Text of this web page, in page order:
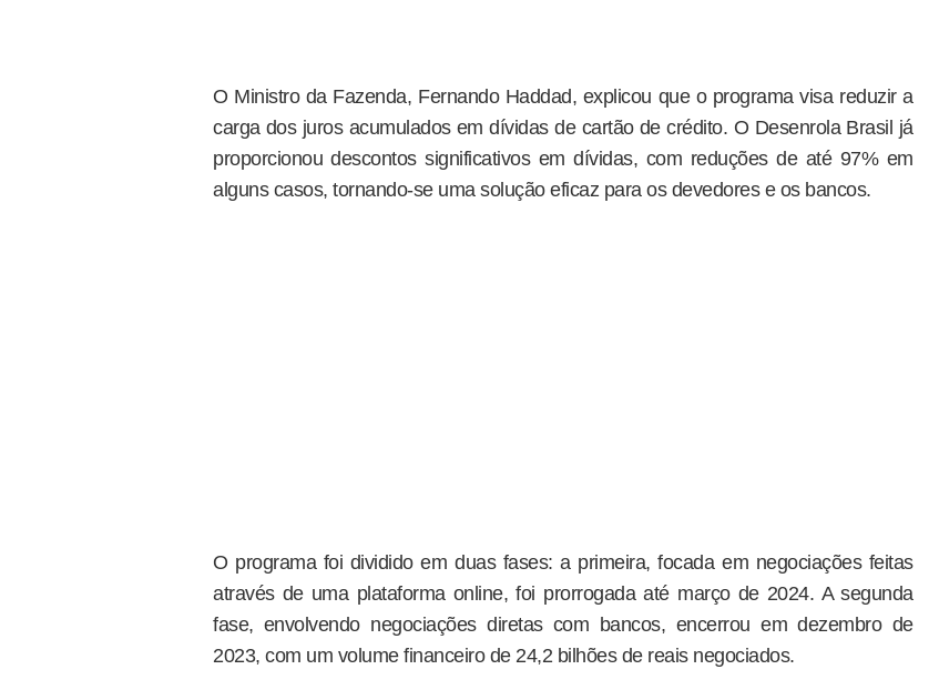
O Ministro da Fazenda, Fernando Haddad, explicou que o programa visa reduzir a
carga dos juros acumulados em dívidas de cartão de crédito. O Desenrola Brasil já
proporcionou descontos significativos em dívidas, com reduções de até 97% em
alguns casos, tornando-se uma solução eficaz para os devedores e os bancos.
O programa foi dividido em duas fases: a primeira, focada em negociações feitas
através de uma plataforma online, foi prorrogada até março de 2024. A segunda
fase, envolvendo negociações diretas com bancos, encerrou em dezembro de
2023, com um volume financeiro de 24,2 bilhões de reais negociados.